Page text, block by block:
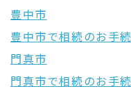
豊中市
豊中市で相続のお手
門真市
門真市で相続のお手